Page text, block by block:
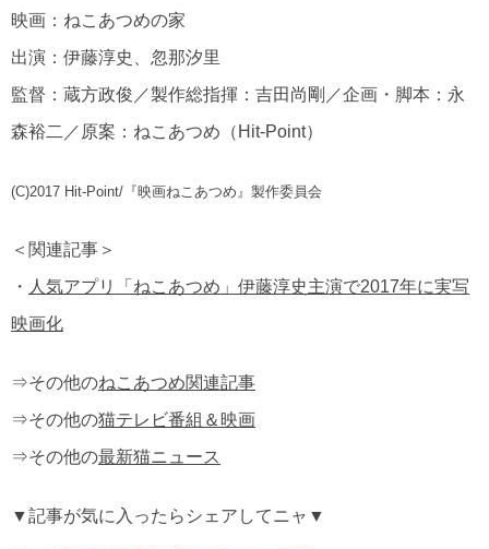
映画：ねこあつめの家
出演：伊藤淳史、忽那汐里
監督：蔵方政俊／製作総指揮：吉田尚剛／企画・脚本：永
森裕二／原案：ねこあつめ（Hit-Point）
(C)2017 Hit-Point/『映画ねこあつめ』製作委員会
＜関連記事＞
・ 人気アプリ「ねこあつめ」伊藤淳史主演で2017年に実写
映画化
⇒その他のねこあつめ関連記事
⇒その他の猫テレビ番組＆映画
⇒その他の最新猫ニュース
▼記事が気に入ったらシェアしてニャ▼